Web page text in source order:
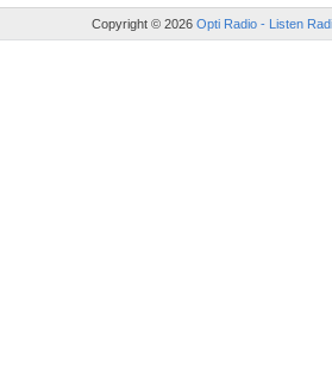
Copyright © 2026 Opti Radio - Listen